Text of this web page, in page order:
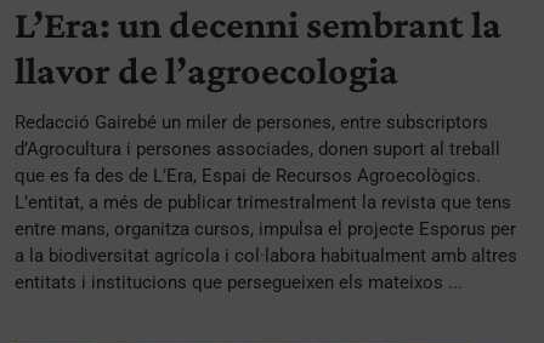
L’Era: un decenni sembrant la
llavor de l’agroecologia
Redacció Gairebé un miler de persones, entre subscriptors
d’Agrocultura i persones associades, donen suport al treball
que es fa des de L’Era, Espai de Recursos Agroecològics.
L’entitat, a més de publicar trimestralment la revista que tens
entre mans, organitza cursos, impulsa el projecte Esporus per
a la biodiversitat agrícola i col·labora habitualment amb altres
entitats i institucions que persegueixen els mateixos ...